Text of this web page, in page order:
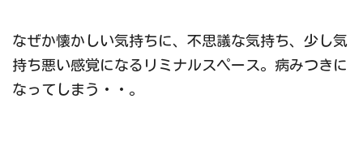
なぜか懐かしい気持ちに、不思議な気持ち、少し気
持ち悪い感覚になるリミナルスペース。病みつきに
なってしまう・・。